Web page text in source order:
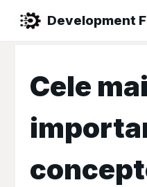
Development
Cele mai